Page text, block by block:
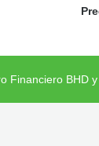
Financiero BHD